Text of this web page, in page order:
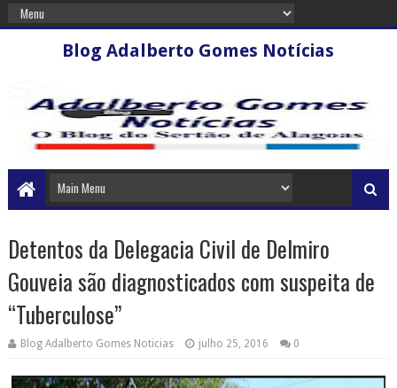
Blog Adalberto Gomes Notícias
Detentos da Delegacia Civil de Delmiro
Gouveia são diagnosticados com suspeita de
“Tuberculose”
Blog Adalberto Gomes Noticias julho 25, 2016 0